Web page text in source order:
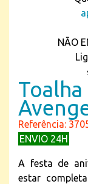
NÃO
Referência:
ENVIO 24H
A festa de
estar